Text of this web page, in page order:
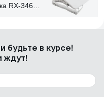
RX-346
будьте в курсе!
ждут!